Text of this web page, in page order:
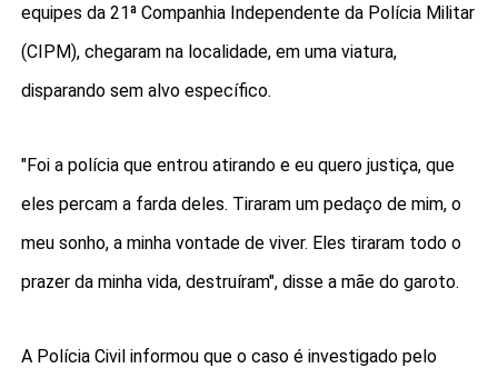
equipes da 21ª Companhia Independente da Polícia Militar
(CIPM), chegaram na localidade, em uma viatura,
disparando sem alvo específico.
"Foi a polícia que entrou atirando e eu quero justiça, que
eles percam a farda deles. Tiraram um pedaço de mim, o
meu sonho, a minha vontade de viver. Eles tiraram todo o
prazer da minha vida, destruíram", disse a mãe do garoto.
A Polícia Civil informou que o caso é investigado pelo